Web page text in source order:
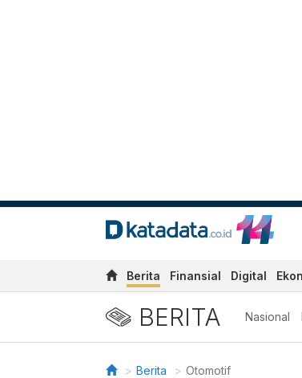
Berita Finansial Digital
BERITA Nasional
Berita Otomotif